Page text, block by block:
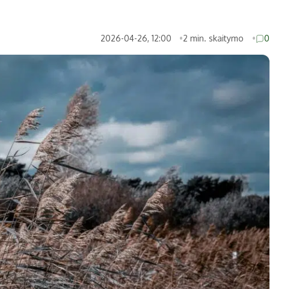
naujienos
Alytaus miesto
Palangos miesto
2026-04-26, 12:00 2 min. skaitymo 0